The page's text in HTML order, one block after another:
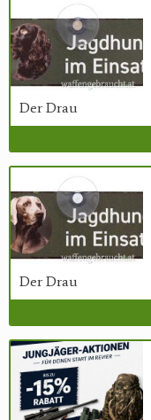
Der Drau
Der Drau